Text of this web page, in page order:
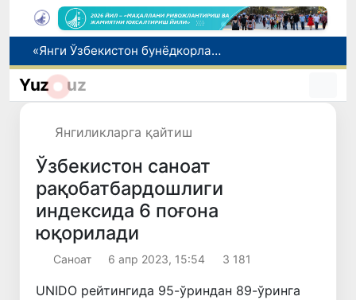
Олтой компанияси Ўзбекистонда фитотерапевтик маҳсулотлар ишлаб чиқаришни режалаштирмоқда
Yuz uz
Янгиликларга қайтиш
Ўзбекистон саноат
рақобатбардошлиги
индексида 6 поғона
юқорилади
Саноат 6 апр 2023, 15:54 3 181
UNIDO рейтингида 95-ўриндан 89-ўринга